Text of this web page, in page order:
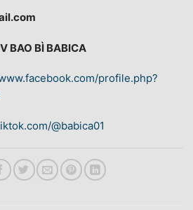
BAO BÌ BABICA
profile.php?
@babica01